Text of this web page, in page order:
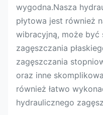
wygodna.Nasza
płytowa jest również
wibracyjną, może być
zagęszczania
zagęszczania
oraz inne
również łatwo
hydraulicznego